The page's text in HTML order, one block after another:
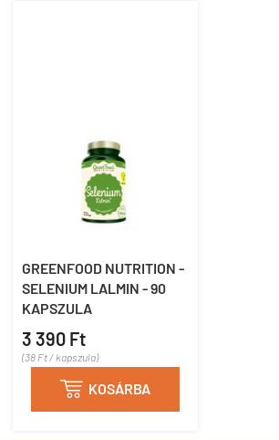
GREENFOOD NUTRITION -
SELENIUM LALMIN - 90
KAPSZULA
3 390 Ft
(38 Ft / kapszula)
 KOSÁRBA